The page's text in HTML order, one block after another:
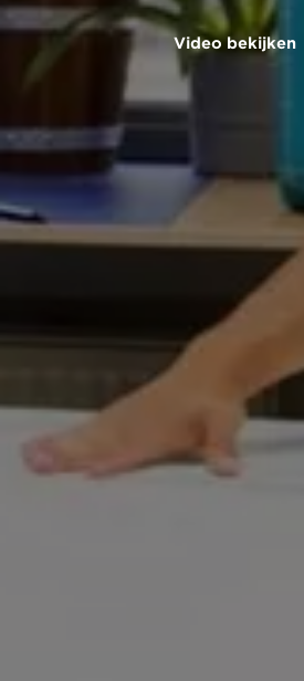
Video bekijken